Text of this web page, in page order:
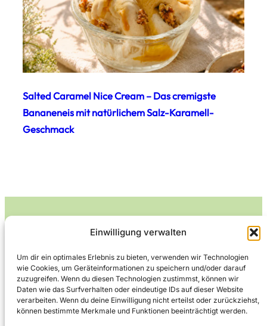
Einwilligung verwalten
Um dir ein optimales Erlebnis zu bieten, verwenden wir Technologien
wie Cookies, um Geräteinformationen zu speichern und/oder darauf
zuzugreifen. Wenn du diesen Technologien zustimmst, können wir
Daten wie das Surfverhalten oder eindeutige IDs auf dieser Website
verarbeiten. Wenn du deine Einwilligung nicht erteilst oder zurückziehst,
können bestimmte Merkmale und Funktionen beeinträchtigt werden.
Salted Caramel Nice Cream – Das cremigste
Bananeneis mit natürlichem Salz-Karamell-
Geschmack
Leckerlife
Lecker essen – gesund leben.